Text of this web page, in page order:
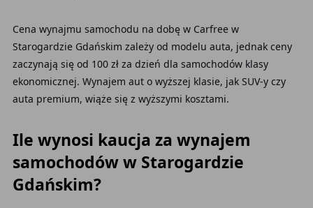
Cena wynajmu samochodu na dobę w Carfree w
Starogardzie Gdańskim zależy od modelu auta, jednak ceny
zaczynają się od 100 zł za dzień dla samochodów klasy
ekonomicznej. Wynajem aut o wyższej klasie, jak SUV-y czy
auta premium, wiąże się z wyższymi kosztami.
Ile wynosi kaucja za wynajem
samochodów w Starogardzie
Gdańskim?